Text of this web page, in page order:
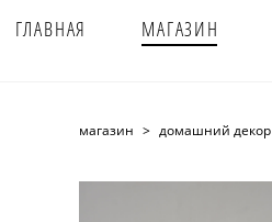
ГЛАВНАЯ МАГАЗИН
магазин > домашний декор